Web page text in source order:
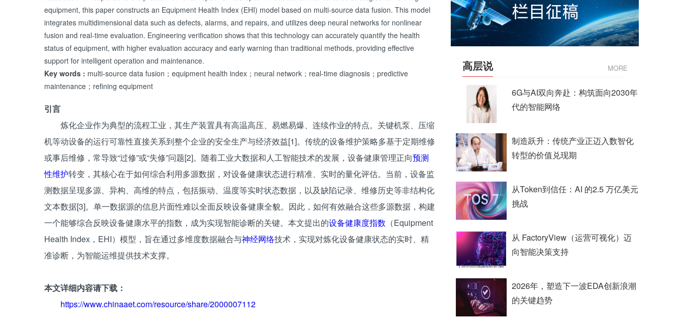
equipment, this paper constructs an Equipment Health Index (EHI) model based on multi-source data fusion. This model
integrates multidimensional data such as defects, alarms, and repairs, and utilizes deep neural networks for nonlinear
fusion and real-time evaluation. Engineering verification shows that this technology can accurately quantify the health
status of equipment, with higher evaluation accuracy and early warning than traditional methods, providing effective
support for intelligent operation and maintenance.
Key words : multi-source data fusion；equipment health index；neural network；real-time diagnosis；predictive
maintenance；refining equipment
引言
炼化企业作为典型的流程工业，其生产装置具有高温高压、易燃易爆、连续作业的特点。关键机泵、压缩
机等动设备的运行可靠性直接关系到整个企业的安全生产与经济效益[1]。传统的设备维护策略多基于定期维修
或事后维修，常导致“过修”或“失修”问题[2]。随着工业大数据和人工智能技术的发展，设备健康管理正向预测
性维护转变，其核心在于如何综合利用多源数据，对设备健康状态进行精准、实时的量化评估。当前，设备监
测数据呈现多源、异构、高维的特点，包括振动、温度等实时状态数据，以及缺陷记录、维修历史等非结构化
文本数据[3]。单一数据源的信息片面性难以全面反映设备健康全貌。因此，如何有效融合这些多源数据，构建
一个能够综合反映设备健康水平的指数，成为实现智能诊断的关键。本文提出的设备健康度指数 （Equipment
Health Index，EHI）模型，旨在通过多维度数据融合与神经网络技术，实现对炼化设备健康状态的实时、精
准诊断，为智能运维提供技术支撑。
本文详细内容请下载：
https://www.chinaaet.com/resource/share/2000007112
高层说 MORE
6G与AI双向奔赴：构筑面向2030年
代的智能网络
制造跃升：传统产业正迈入数智化
转型的价值兑现期
从Token到信任：AI 的2.5 万亿美元
挑战
从 FactoryView（运营可视化）迈
向智能决策支持
2026年，塑造下一波EDA创新浪潮
的关键趋势